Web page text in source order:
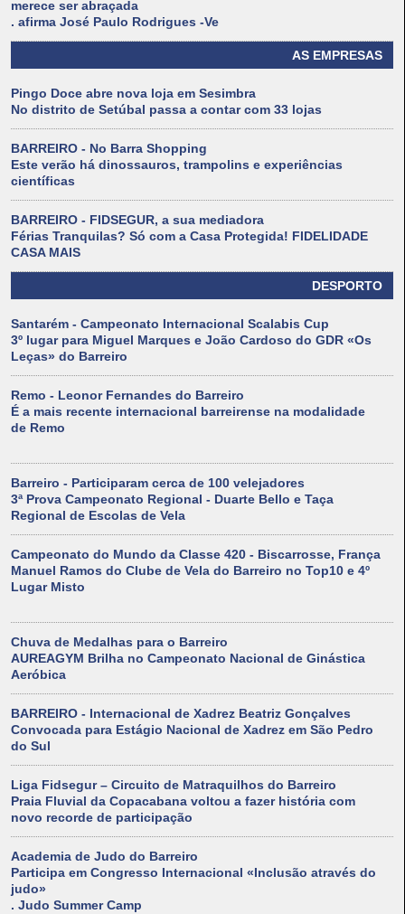
merece ser abraçada
. afirma José Paulo Rodrigues -Ve
AS EMPRESAS
Pingo Doce abre nova loja em Sesimbra
No distrito de Setúbal passa a contar com 33 lojas
BARREIRO - No Barra Shopping
Este verão há dinossauros, trampolins e experiências
científicas
BARREIRO - FIDSEGUR, a sua mediadora
Férias Tranquilas? Só com a Casa Protegida! FIDELIDADE
CASA MAIS
DESPORTO
Santarém - Campeonato Internacional Scalabis Cup
3º lugar para Miguel Marques e João Cardoso do GDR «Os
Leças» do Barreiro
Remo - Leonor Fernandes do Barreiro
É a mais recente internacional barreirense na modalidade
de Remo
Barreiro - Participaram cerca de 100 velejadores
3ª Prova Campeonato Regional - Duarte Bello e Taça
Regional de Escolas de Vela
Campeonato do Mundo da Classe 420 - Biscarrosse, França
Manuel Ramos do Clube de Vela do Barreiro no Top10 e 4º
Lugar Misto
Chuva de Medalhas para o Barreiro
AUREAGYM Brilha no Campeonato Nacional de Ginástica
Aeróbica
BARREIRO - Internacional de Xadrez Beatriz Gonçalves
Convocada para Estágio Nacional de Xadrez em São Pedro
do Sul
Liga Fidsegur – Circuito de Matraquilhos do Barreiro
Praia Fluvial da Copacabana voltou a fazer história com
novo recorde de participação
Academia de Judo do Barreiro
Participa em Congresso Internacional «Inclusão através do
judo»
. Judo Summer Camp